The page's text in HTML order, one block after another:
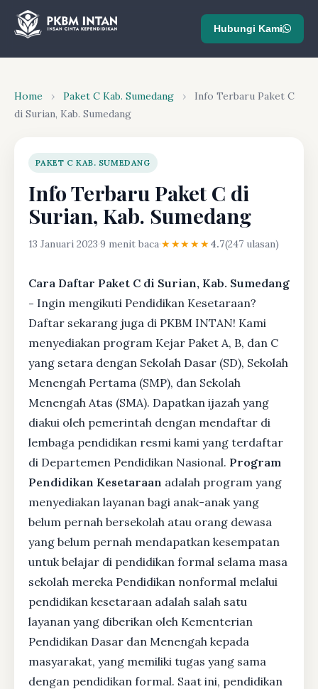
Hubungi Kami
Home › Paket C Kab. Sumedang ›
Info Terbaru Paket C
di Surian, Kab. Sumedang
PAKET C KAB. SUMEDANG
Info Terbaru Paket C di
Surian, Kab. Sumedang
13 Januari 2023·9 menit baca·★★★★★4.7(247 ulasan)
Cara Daftar Paket C di Surian, Kab. Sumedang
- Ingin mengikuti Pendidikan Kesetaraan?
Daftar sekarang juga di PKBM INTAN! Kami
menyediakan program Kejar Paket A, B, dan C
yang setara dengan Sekolah Dasar (SD), Sekolah
Menengah Pertama (SMP), dan Sekolah
Menengah Atas (SMA). Dapatkan ijazah yang
diakui oleh pemerintah dengan mendaftar di
lembaga pendidikan resmi kami yang terdaftar
di Departemen Pendidikan Nasional. Program
Pendidikan Kesetaraan adalah program yang
menyediakan layanan bagi anak-anak yang
belum pernah bersekolah atau orang dewasa
yang belum pernah mendapatkan kesempatan
untuk belajar di pendidikan formal selama masa
sekolah mereka Pendidikan nonformal melalui
pendidikan kesetaraan adalah salah satu
layanan yang diberikan oleh Kementerian
Pendidikan Dasar dan Menengah kepada
masyarakat, yang memiliki tugas yang sama
dengan pendidikan formal. Saat ini, pendidikan